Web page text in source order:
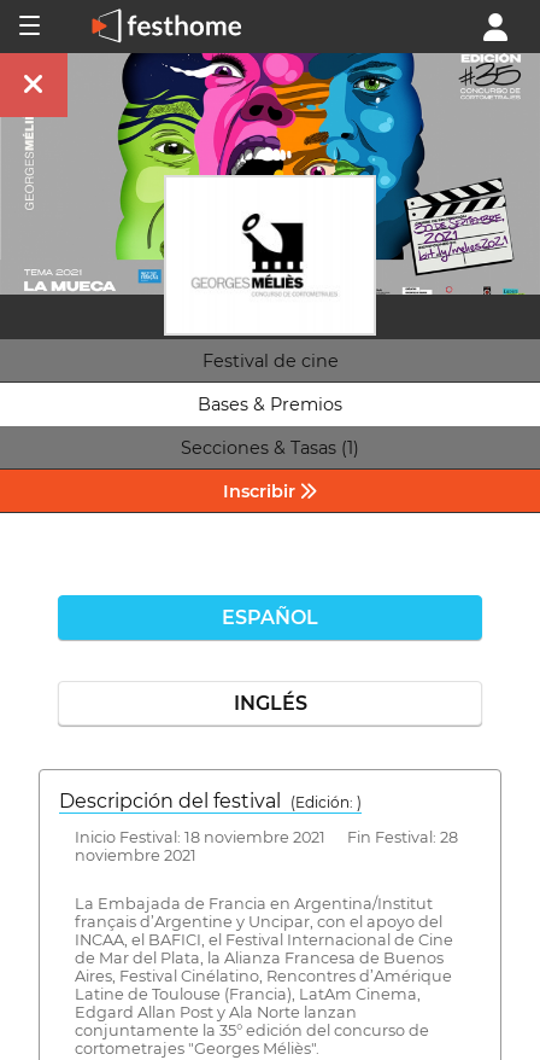
Festival de cine
Bases & Premios
Secciones & Tasas (1)
Inscribir
ESPAÑOL
INGLÉS
Descripción del festival
( Edición: )
Inicio Festival: 18 noviembre 2021 Fin Festival: 28
noviembre 2021
La Embajada de Francia en Argentina/Institut
français d’Argentine y Uncipar, con el apoyo del
INCAA, el BAFICI, el Festival Internacional de Cine
de Mar del Plata, la Alianza Francesa de Buenos
Aires, Festival Cinélatino, Rencontres d’Amérique
Latine de Toulouse (Francia), LatAm Cinema,
Edgard Allan Post y Ala Norte lanzan
conjuntamente la 35° edición del concurso de
cortometrajes "Georges Méliès".